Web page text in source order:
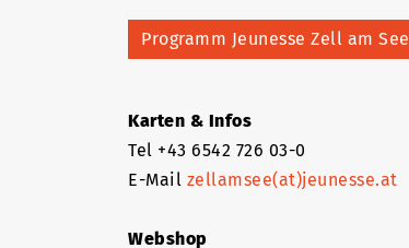
Programm Jeunesse Zell am See
Karten & Infos
Tel +43 6542 726 03-0
E-Mail zellamsee(at)jeunesse.at
Webshop